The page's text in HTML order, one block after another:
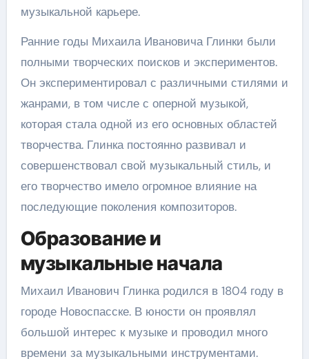
музыкальной карьере.
Ранние годы Михаила Ивановича Глинки были
полными творческих поисков и экспериментов.
Он экспериментировал с различными стилями и
жанрами, в том числе с оперной музыкой,
которая стала одной из его основных областей
творчества. Глинка постоянно развивал и
совершенствовал свой музыкальный стиль, и
его творчество имело огромное влияние на
последующие поколения композиторов.
Образование и
музыкальные начала
Михаил Иванович Глинка родился в 1804 году в
городе Новоспасске. В юности он проявлял
большой интерес к музыке и проводил много
времени за музыкальными инструментами.